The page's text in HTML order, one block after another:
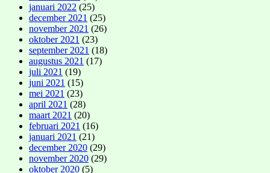
januari 2022 (25)
december 2021 (25)
november 2021 (26)
oktober 2021 (23)
september 2021 (18)
augustus 2021 (17)
juli 2021 (19)
juni 2021 (15)
mei 2021 (23)
april 2021 (28)
maart 2021 (20)
februari 2021 (16)
januari 2021 (21)
december 2020 (29)
november 2020 (29)
oktober 2020 (5)